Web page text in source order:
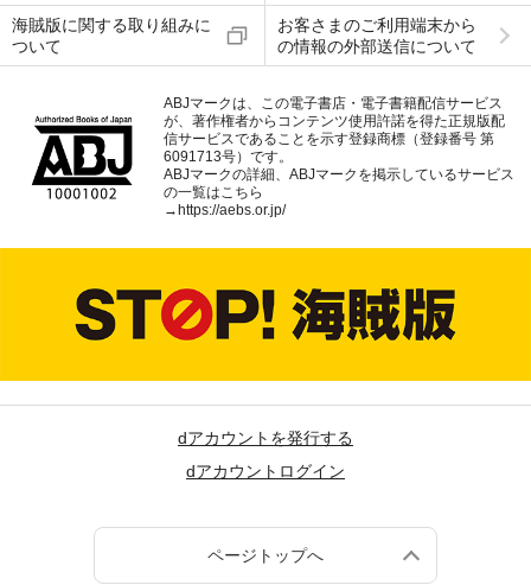
海賊版に関する取り組みに
ついて
お客さまのご利用端末から
の情報の外部送信について
ABJマークは、この電子書店・電子書籍配信サービス
が、著作権者からコンテンツ使用許諾を得た正規版配
信サービスであることを示す登録商標（登録番号 第
6091713号）です。
ABJマークの詳細、ABJマークを掲示しているサービス
の一覧はこちら
→ https://aebs.or.jp/
dアカウントを発行する
dアカウントログイン
ページトップへ